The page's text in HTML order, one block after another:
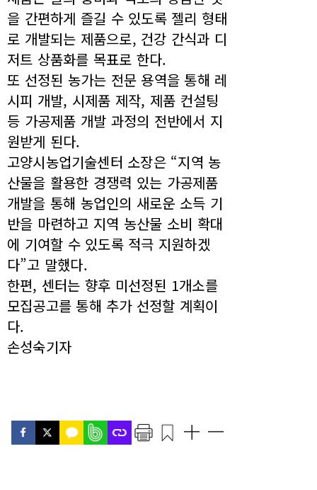
을 간편하게 즐길 수 있도록 젤리 형태
로 개발되는 제품으로, 건강 간식과 디
저트 상품화를 목표로 한다.
또 선정된 농가는 전문 용역을 통해 레
시피 개발, 시제품 제작, 제품 컨설팅
등 가공제품 개발 과정의 전반에서 지
원받게 된다.
고양시농업기술센터 소장은 “지역 농
산물을 활용한 경쟁력 있는 가공제품
개발을 통해 농업인의 새로운 소득 기
반을 마련하고 지역 농산물 소비 확대
에 기여할 수 있도록 적극 지원하겠
다”고 말했다.
한편, 센터는 향후 미선정된 1개소를
모집공고를 통해 추가 선정할 계획이
다.
손성숙기자